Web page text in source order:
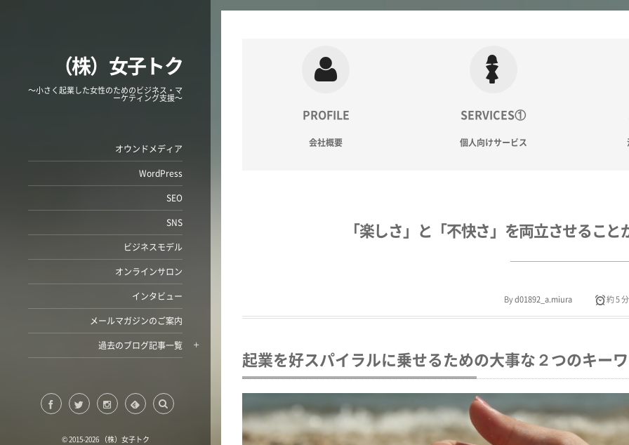
（株）女子トク
〜小さく起業した女性のためのビジネス・マ
ーケティング支援〜
オウンドメディア
WordPress
SEO
SNS
ビジネスモデル
オンラインサロン
インタビュー
メールマガジンのご案内
過去のブログ記事一覧
© 2015-2026 （株）女子トク
PROFILE
会社概要
SERVICES①
個人向けサービス
「楽しさ」と「不快さ」を両立させるこ
Byd01892_a.miura 約 5 分
起業を好スパイラルに乗せるための大事な２つのキー